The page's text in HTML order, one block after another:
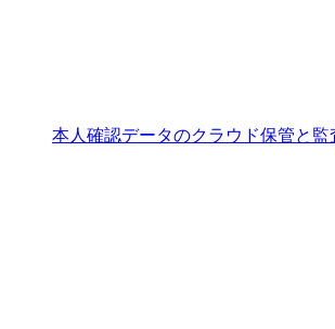
本人確認データのクラウド保管と監